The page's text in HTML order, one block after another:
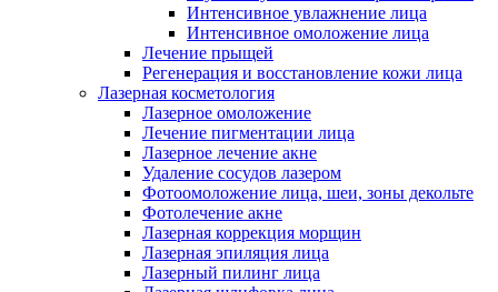
Интенсивное увлажнение лица
Интенсивное омоложение лица
Лечение прыщей
Регенерация и восстановление кожи лица
Лазерная косметология
Лазерное омоложение
Лечение пигментации лица
Лазерное лечение акне
Удаление сосудов лазером
Фотоомоложение лица, шеи, зоны декольте
Фотолечение акне
Лазерная коррекция морщин
Лазерная эпиляция лица
Лазерный пилинг лица